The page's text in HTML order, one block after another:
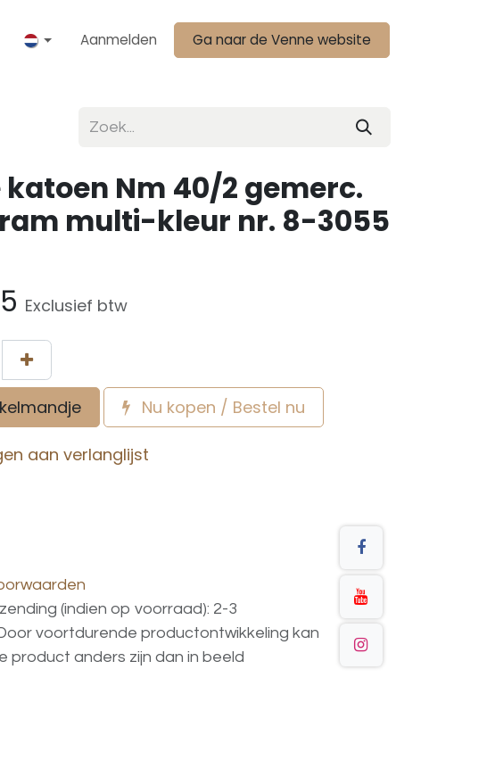
Aanmelden Ga naar de Venne website
katoen Nm 40/2 gemerc.
multi-kleur nr. 8-3055
Exclusief btw
Nu kopen / Bestel nu
aan verlanglijst
(indien op voorraad): 2-3
voortdurende productontwikkeling kan
product anders zijn dan in beeld